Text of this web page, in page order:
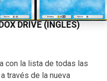
DRIVE (INGLÉS)
con la lista de todas las
través de la nueva